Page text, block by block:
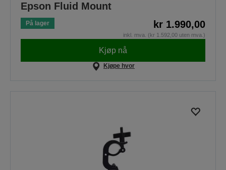
Epson Fluid Mount
På lager kr 1.990,00
inkl. mva. (kr 1.592,00 uten mva.)
Kjøp nå
Kjøpe hvor